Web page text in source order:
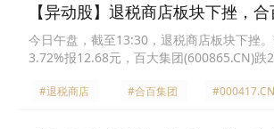
【异动股】退税商店板块下挫，
今日午盘，截至13:30，退税商店板块下挫
3.72%报12.68元，百大集团(600865.CN)
#退税商店 #合百集团 #000417.CN